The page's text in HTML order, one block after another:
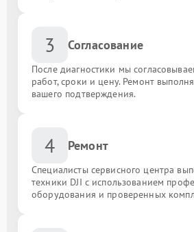
3 Согласование
После диагностики мы
работ, сроки и цену. Ремонт
вашего подтверждения.
4 Ремонт
Специалисты сервисного центра
техники DJI с использованием
оборудования и проверенных